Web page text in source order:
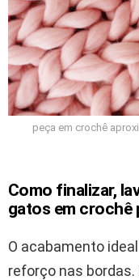
peça em crochê
Como finalizar,
gatos em crochê
O acabamento
reforço nas bordas.